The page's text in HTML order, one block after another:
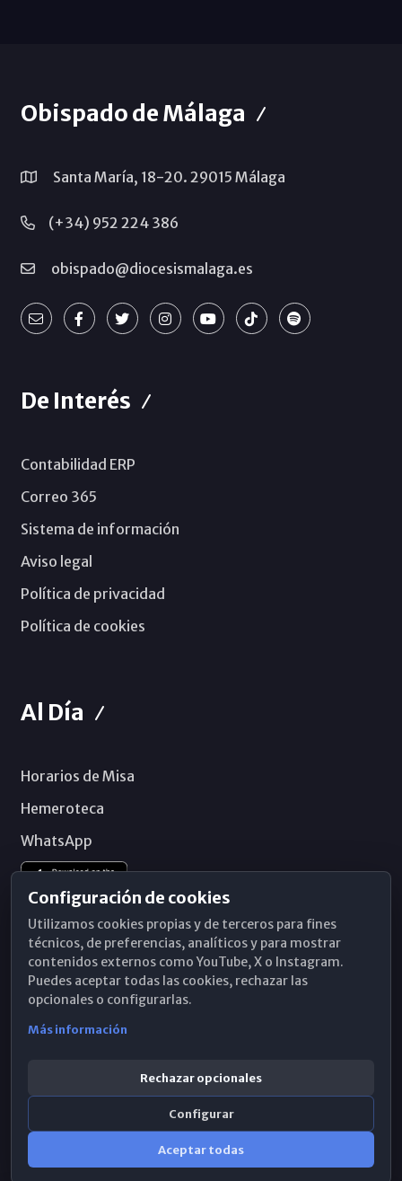
Obispado de Málaga
Santa María, 18-20. 29015 Málaga
(+34) 952 224 386
obispado@diocesismalaga.es
De Interés
Contabilidad ERP
Correo 365
Sistema de información
Aviso legal
Política de privacidad
Política de cookies
Al Día
Horarios de Misa
Hemeroteca
WhatsApp
Configuración de cookies
Utilizamos cookies propias y de terceros para fines
técnicos, de preferencias, analíticos y para mostrar
contenidos externos como YouTube, X o Instagram.
Puedes aceptar todas las cookies, rechazar las
opcionales o configurarlas.
Más información
Rechazar opcionales
Configurar
Aceptar todas